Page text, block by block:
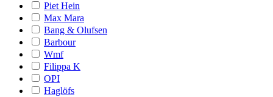
Piet Hein
Max Mara
Bang & Olufsen
Barbour
Wmf
Filippa K
OPI
Haglöfs